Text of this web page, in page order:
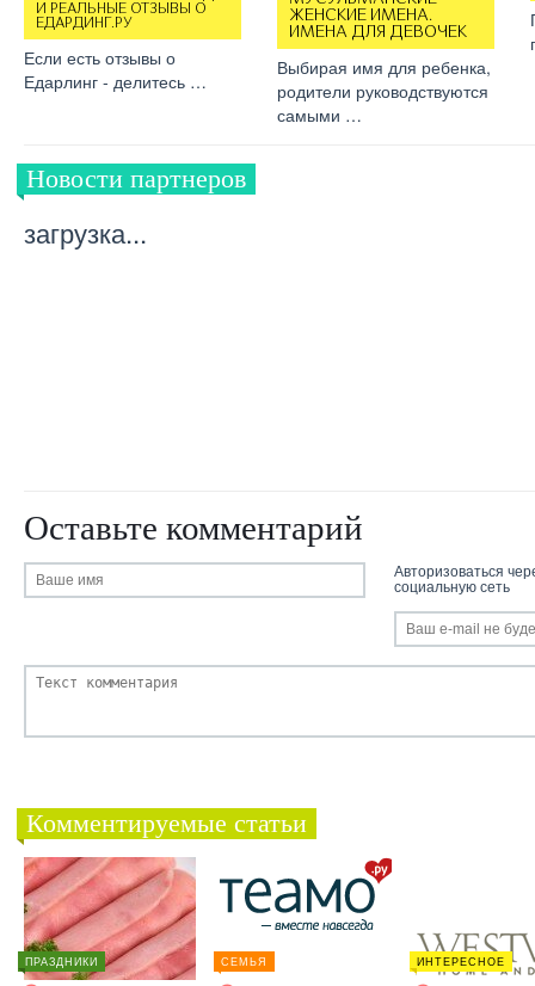
И РЕАЛЬНЫЕ ОТЗЫВЫ О
ЕДАРДИНГ.РУ
Если есть отзывы о
Едарлинг - делитесь …
ЖЕНСКИЕ ИМЕНА.
ИМЕНА ДЛЯ ДЕВОЧЕК
Выбирая имя для ребенка,
родители руководствуются
самыми …
Новости партнеров
загрузка...
Оставьте комментарий
Авторизоваться
социальную сеть
Комментируемые статьи
ПРАЗДНИКИ СЕМЬЯ ИНТЕРЕСНОЕ